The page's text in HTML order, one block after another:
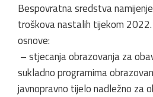
Bespovratna sredstva
troškova nastalih tijekom
osnove:
– stjecanja obrazovanja za
sukladno programima
javnopravno tijelo nadležno za